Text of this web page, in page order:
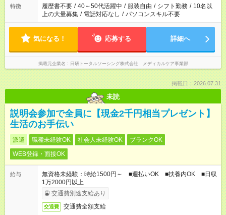
特徴 履歴書不要 / 40～50代活躍中 / 服装自由 / シフト勤務 / 10名以
上の大量募集 / 電話対応なし / パソコンスキル不要
気になる！ 応募する 詳細へ
掲載元企業名 日研トータルソーシング株式会社 メディカルケア事業部
掲載日：2026.07.31
未読
説明会参加で全員に【現金2千円相当プレゼント】
生活のお手伝い
派遣 職種未経験OK 社会人未経験OK
ブランクOK
WEB登録・面接OK
給与
無資格未経験：時給1500円～ ■週払いOK ■扶養内OK ■日収
1万2000円以上
交通費別途支給あり
交通費 交通費全額支給